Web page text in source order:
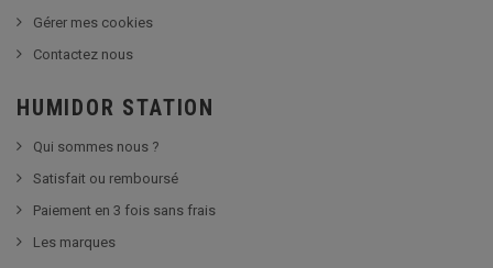
Gérer mes cookies
Contactez nous
HUMIDOR STATION
Qui sommes nous ?
Satisfait ou remboursé
Paiement en 3 fois sans frais
Les marques